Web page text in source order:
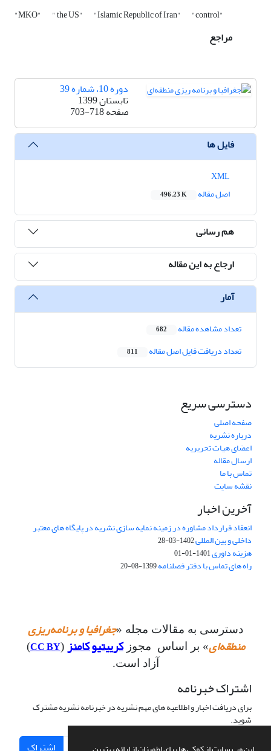
"MKO" " the US" "Islamic Republic of Iran" "control"
مراجع
دوره 10، شماره 39
تابستان 1399
صفحه703-718
فایل ها
اصل مقاله
496.23 K
هم رسانی
ارجاع به این مقاله
آمار
تعداد مشاهده مقاله 682
تعداد دریافت فایل اصل مقاله 811
دسترسی سریع
صفحه اصلی
درباره نشریه
اعضای هیات تحریریه
ارسال مقاله
تماس با ما
نقشه سایت
آخرین اخبار
انعقاد قرارداد مشاوره در زمینه نمایه سازی نشریه در پایگاه های معتبر
داخلی و بین المللی1402-03-28
هزینه داوری1401-01-01
راه های تماس با دفتر فصلنامه1399-08-20
دسترسی به مقالات مجله «جغرافیا و برنامه‌ریزی
منطقه‌ای» بر اساس مجوزکرییتیو کامنز (
CC BY
)
آزاد است.
اشتراک خبرنامه
برای دریافت اخبار و اطلاعیه های مهم نشریه در خبرنامه نشریه مشترک
شوید.